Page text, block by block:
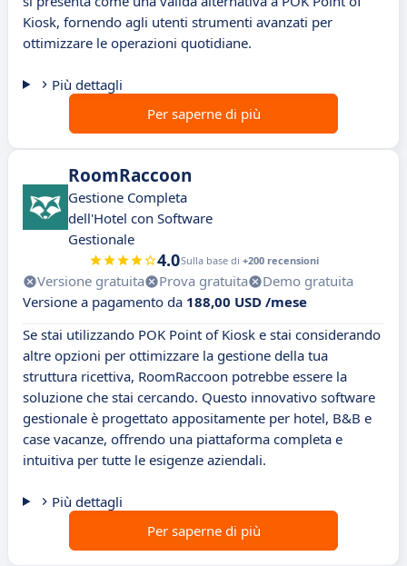
Kiosk, fornendo agli utenti strumenti avanzati per
ottimizzare le operazioni quotidiane.
Più dettagli
Per saperne di più
RoomRaccoon
Gestione Completa
dell'Hotel con Software
Gestionale
4.0Sulla base di +200 recensioni
Versione gratuita Prova gratuita
Demo gratuita
Versione a pagamento da 188,00 USD /mese
Se stai utilizzando POK Point of Kiosk e stai considerando
altre opzioni per ottimizzare la gestione della tua
struttura ricettiva, RoomRaccoon potrebbe essere la
soluzione che stai cercando. Questo innovativo software
gestionale è progettato appositamente per hotel, B&B e
case vacanze, offrendo una piattaforma completa e
intuitiva per tutte le esigenze aziendali.
Più dettagli
Per saperne di più